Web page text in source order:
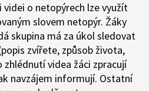
videi o netopýrech lze využít
slovem netopýr. Žáky
skupina má za úkol sledovat
zvířete, způsob života,
videa žáci zpracují
navzájem informují. Ostatní